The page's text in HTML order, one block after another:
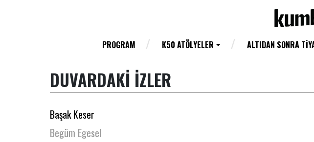
PROGRAM K50 ATÖLYELER ALTIDAN SONRA
DUVARDAKİ İZLER
Barış Özer
Başak Akıncı
Başak Keser
Begüm Egesel